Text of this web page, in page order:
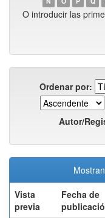
O introducir las
Ordenar por:
Autor/
Vista
previa
Fecha de